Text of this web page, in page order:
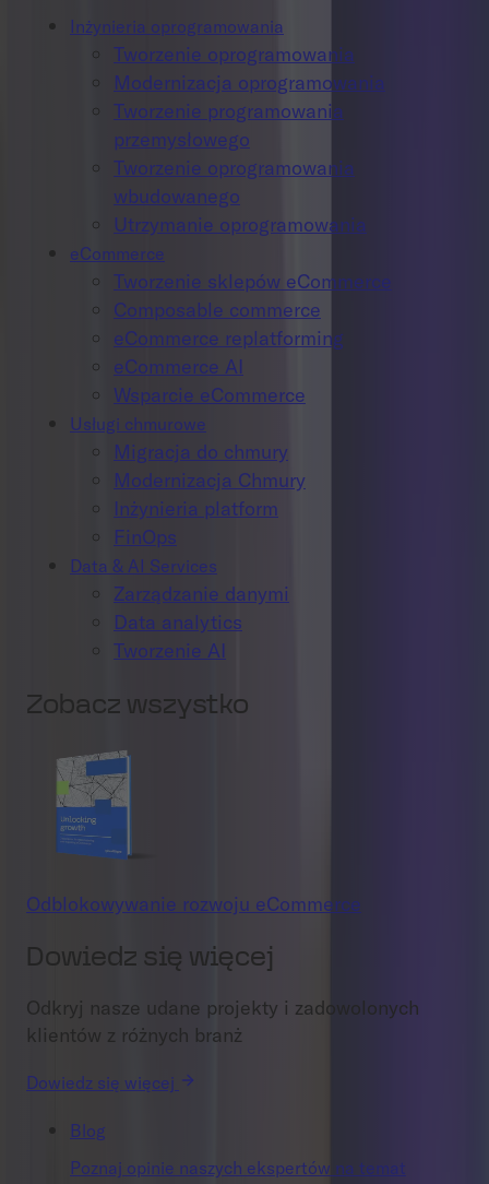
Inżynieria oprogramowania
Tworzenie oprogramowania
Modernizacja oprogramowania
Tworzenie programowania
przemysłowego
Tworzenie oprogramowania
wbudowanego
Utrzymanie oprogramowania
eCommerce
Tworzenie sklepów eCommerce
Composable commerce
eCommerce replatforming
eCommerce AI
Wsparcie eCommerce
Usługi chmurowe
Migracja do chmury
Modernizacja Chmury
Inżynieria platform
FinOps
Data & AI Services
Zarządzanie danymi
Data analytics
Tworzenie AI
Zobacz wszystko
Odblokowywanie rozwoju eCommerce
Dowiedz się więcej
Odkryj nasze udane projekty i zadowolonych
klientów z różnych branż
Dowiedz się więcej
Blog
Poznaj opinie naszych ekspertów na temat